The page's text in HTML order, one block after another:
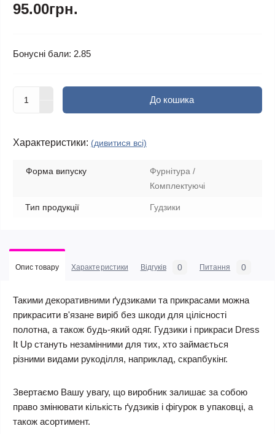
95.00грн.
Бонусні бали: 2.85
До кошика
Характеристики: (дивитися всі)
Форма випуску
Фурнітура /
Комплектуючі
Тип продукції Гудзики
Опис товару Характеристики Відгуків 0 Питання 0
Такими декоративними ґудзиками та прикрасами можна
прикрасити в'язане виріб без шкоди для цілісності
полотна, а також будь-який одяг. Гудзики і прикраси Dress
It Up стануть незамінними для тих, хто займається
різними видами рукоділля, наприклад, скрапбукінг.
Звертаємо Вашу увагу, що виробник залишає за собою
право змінювати кількість ґудзиків і фігурок в упаковці, а
також асортимент.